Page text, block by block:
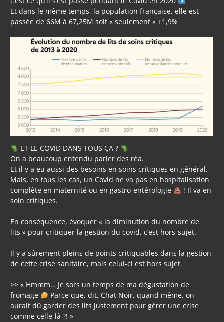
Et dans le même temps, la population française, elle est
passée de 66M à 67,25M soit « seulement » +1,9%
ET LE COVID DANS TOUS ÇA ?
On a beaucoup entendu parler des réa.
Et il y a eu aussi des besoins en soins critiques en général.
Mais, en tous les cas, un Covid ne va pas en hospitalisation
complète en maternité ou en gastro-entérologie
! Il va en
soin critiques.
En conséquence, évoquer « la diminution du nombre de
lits » pour critiquer la gestion du covid, c’est hors-sujet.
Il y a sûrement pleins de points critiquables dans la gestion
de cette crise sanitaire, mais celui-ci est hors sujet.
>> « Hmmm… Je sors un temps de ma dégustation de
fromage
Parce que, dit, Chat Noir, quand même, on
aurait dû garder des lits justement pour gérer une crise
comme celle-là ?! »